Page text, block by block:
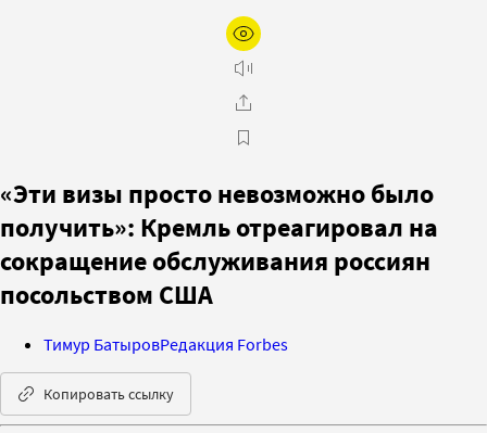
«Эти визы просто невозможно было
получить»: Кремль отреагировал на
сокращение обслуживания россиян
посольством США
Тимур БатыровРедакция Forbes
Копировать ссылку